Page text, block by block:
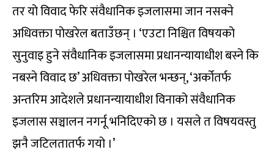
तर यो विवाद फेरि संवैधानिक इजलासमा जान नसक्ने
अधिवक्ता पोखरेल बताउँछन् । ‘एउटा निश्चित विषयको
सुनुवाइ हुने संवैधानिक इजलासमा प्रधानन्यायाधीश बस्ने कि
नबस्ने विवाद छ’ अधिवक्ता पोखरेल भन्छन्, ‘अर्कोतर्फ
अन्तरिम आदेशले प्रधानन्यायाधीश विनाको संवैधानिक
इजलास सञ्चालन नगर्नू भनिदिएको छ । यसले त विषयवस्तु
झनै जटिलतातर्फ गयो ।’